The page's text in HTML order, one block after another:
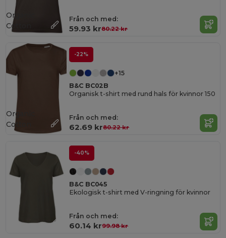
Från och med:
59.93 kr80.22 kr
Organic
Cotton
-22%
+15
B&C BC02B
Organisk t-shirt med rund hals för kvinnor 150
Från och med:
62.69 kr80.22 kr
Organic
Cotton
-40%
B&C BC045
Ekologisk t-shirt med V-ringning för kvinnor
Från och med:
60.14 kr99.98 kr